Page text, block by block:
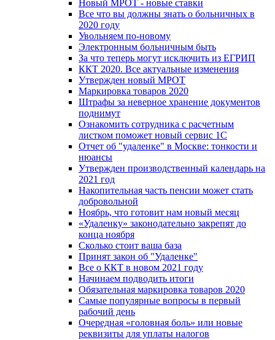
Новый МРОТ - новые ставки
Все что вы должны знать о больничных в
2020 году
Увольняем по-новому
Электронным больничным быть
За что теперь могут исключить из ЕГРИП
ККТ 2020. Все актуальные изменения
Утвержден новый МРОТ
Маркировка товаров 2020
Штрафы за неверное хранение документов
поднимут
Ознакомить сотрудника с расчетным
листком поможет новый сервис 1С
Отчет об "удаленке" в Москве: тонкости и
нюансы
Утвержден производственный календарь на
2021 год
Накопительная часть пенсии может стать
добровольной
Ноябрь, что готовит нам новый месяц
«Удаленку» законодательно закрепят до
конца ноября
Сколько стоит ваша база
Принят закон об "Удаленке"
Все о ККТ в новом 2021 году
Начинаем подводить итоги
Обязательная маркировка товаров 2020
Самые популярные вопросы в первый
рабочий день
Очередная «головная боль» или новые
реквизиты для уплаты налогов